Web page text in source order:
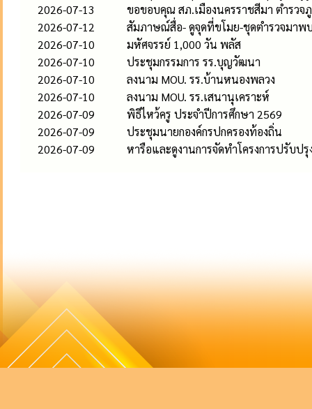
2026-07-13
ขอขอบคุณ สภ.เมืองนครราชสีมา ตำรวจ
2026-07-12
สัมภาษณ์สื่อ- ดูจุดที่ขโมย-ชุดตำรวจมาพ
2026-07-10
มหัศจรรย์ 1,000 วัน พลัส
2026-07-10
ประชุมกรรมการ รร.บุญวัฒนา
2026-07-10
ลงนาม MOU. รร.บ้านหนองพลวง
2026-07-10
ลงนาม MOU. รร.เสนานุเคราะห์
2026-07-09
พิธีไหว้ครู ประจำปีการศึกษา 2569
2026-07-09
ประชุมนายกองค์กรปกครองท้องถิ่น
2026-07-09
หารือและดูงานการจัดทำโครงการปรับป